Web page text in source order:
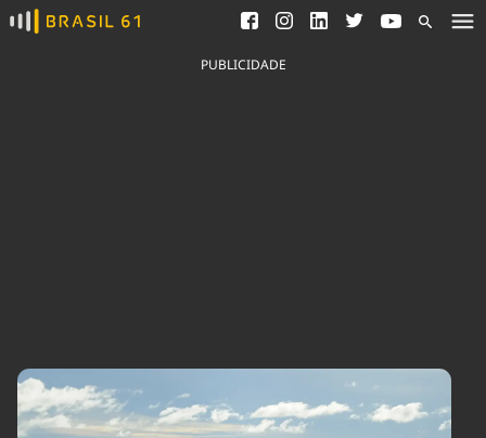
Ver todas as notícias
Saneamento
Indicadores
Agronegócios
Brasil
Comportamento
Cultura
Meio Ambiente
Podcast
PUBLICIDADE